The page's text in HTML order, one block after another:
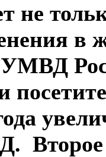
не
в
Второе